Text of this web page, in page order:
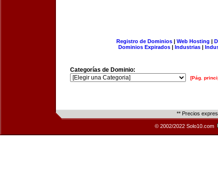
Registro de Dominios| Web Hosting |
Dominios Expirados | Industrias |
Categorías de Dominio:
[Pág.
** Precios
© 2002/2022 Solo10.com